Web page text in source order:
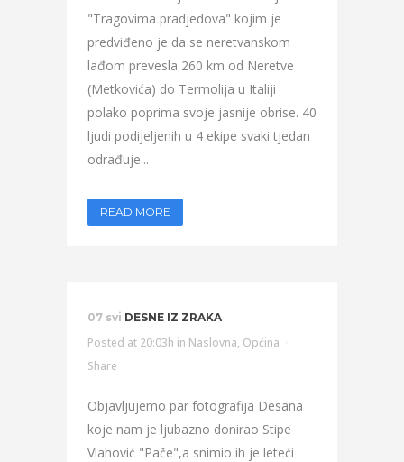
"Tragovima pradjedova" kojim je
predviđeno je da se neretvanskom
lađom prevesla 260 km od Neretve
(Metkovića) do Termolija u Italiji
polako poprima svoje jasnije obrise. 40
ljudi podijeljenih u 4 ekipe svaki tjedan
odrađuje...
READ MORE
07 svi DESNE IZ ZRAKA
Posted at 20:03h in Naslovna, Općina
Share
Objavljujemo par fotografija Desana
koje nam je ljubazno donirao Stipe
Vlahović "Pače",a snimio ih je leteći